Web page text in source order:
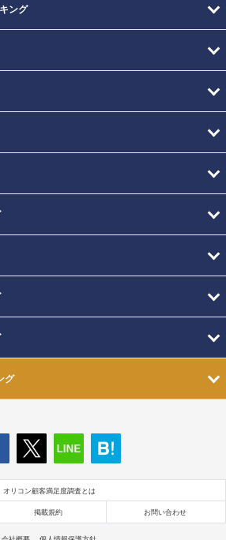
ング
グ
オリコン顧客満足度調査とは
掲載規約 お問い合わせ